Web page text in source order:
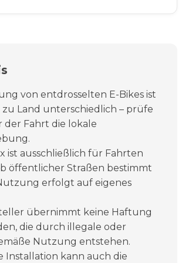
von entdrosselten E-Bikes ist
zu Land unterschiedlich – prüfe
der Fahrt die lokale
ist ausschließlich für Fahrten
öffentlicher Straßen bestimmt
erfolgt auf eigenes
übernimmt keine Haftung
die durch illegale oder
Nutzung entstehen.
Installation kann auch die